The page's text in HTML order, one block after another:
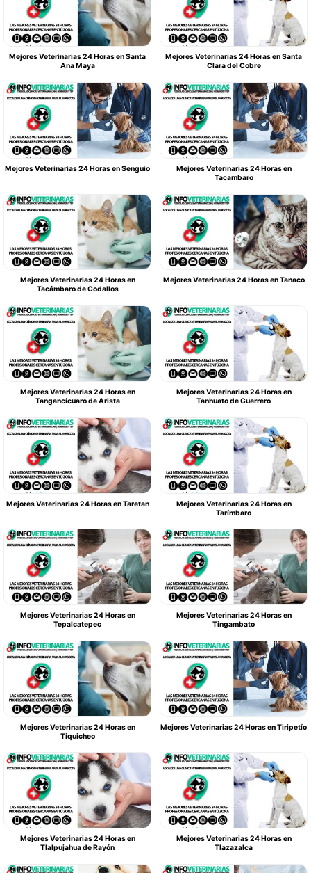
Mejores Veterinarias 24 Horas en Santa
Ana Maya
Mejores Veterinarias 24 Horas en Santa
Clara del Cobre
Mejores Veterinarias 24 Horas en Senguio
Mejores Veterinarias 24 Horas en
Tacambaro
Mejores Veterinarias 24 Horas en
Tacámbaro de Codallos
Mejores Veterinarias 24 Horas en Tanaco
Mejores Veterinarias 24 Horas en
Tangancícuaro de Arista
Mejores Veterinarias 24 Horas en
Tanhuato de Guerrero
Mejores Veterinarias 24 Horas en Taretan
Mejores Veterinarias 24 Horas en
Tarímbaro
Mejores Veterinarias 24 Horas en
Tepalcatepec
Mejores Veterinarias 24 Horas en
Tingambato
Mejores Veterinarias 24 Horas en
Tiquicheo
Mejores Veterinarias 24 Horas en Tiripetío
Mejores Veterinarias 24 Horas en
Tlalpujahua de Rayón
Mejores Veterinarias 24 Horas en
Tlazazalca